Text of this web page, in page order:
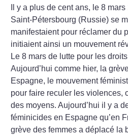
Il y a plus de cent ans, le 8
Saint-Pétersbourg (Russie) se
manifestaient pour réclamer du
initiaient ainsi un mouvement
Le 8 mars de lutte pour les
Aujourd’hui comme hier, la
Espagne, le mouvement
pour faire reculer les violences,
des moyens. Aujourd’hui il y a
féminicides en Espagne qu’en
grève des femmes a déplacé la